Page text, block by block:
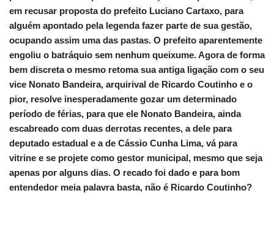
em recusar proposta do prefeito Luciano Cartaxo, para
alguém apontado pela legenda fazer parte de sua gestão,
ocupando assim uma das pastas. O prefeito aparentemente
engoliu o batráquio sem nenhum queixume. Agora de forma
bem discreta o mesmo retoma sua antiga ligação com o seu
vice Nonato Bandeira, arquirival de Ricardo Coutinho e o
pior, resolve inesperadamente gozar um determinado
período de férias, para que ele Nonato Bandeira, ainda
escabreado com duas derrotas recentes, a dele para
deputado estadual e a de Cássio Cunha Lima, vá para
vitrine e se projete como gestor municipal, mesmo que seja
apenas por alguns dias. O recado foi dado e para bom
entendedor meia palavra basta, não é Ricardo Coutinho?